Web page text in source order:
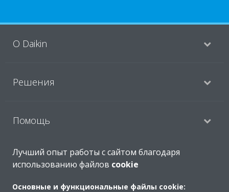
O Daikin
Решения
Помощь
Продукты
Лучший опыт работы с сайтом благодаря
использованию файлов cookie
Основные и функциональные файлы cookie: